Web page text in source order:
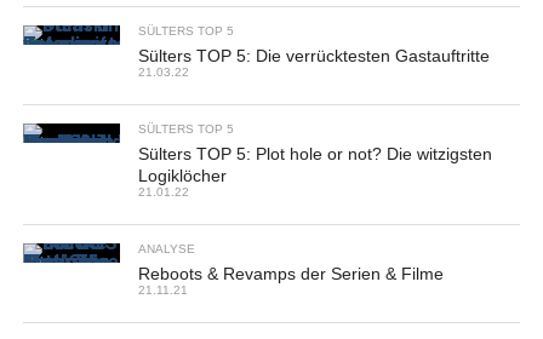
SÜLTERS TOP 5
Sülters TOP 5: Die verrücktesten Gastauftritte
21.03.22
SÜLTERS TOP 5
Sülters TOP 5: Plot hole or not? Die witzigsten
Logiklöcher
21.01.22
ANALYSE
Reboots & Revamps der Serien & Filme
21.11.21